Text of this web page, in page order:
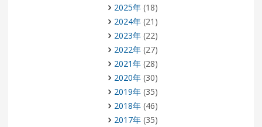
2025年(18)
2024年(21)
2023年(22)
2022年(27)
2021年(28)
2020年(30)
2019年(35)
2018年(46)
2017年(35)